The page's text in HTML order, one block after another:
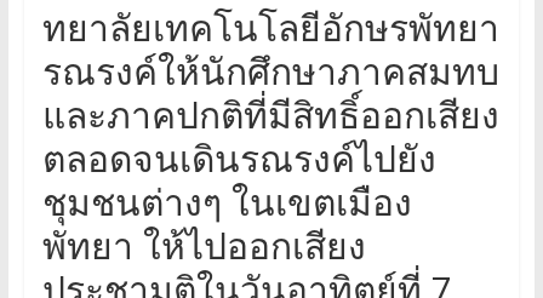
ทยาลัยเทคโนโลยีอักษรพัทยา
รณรงค์ให้นักศึกษาภาคสมทบ
และภาคปกติที่มีสิทธิ์ออกเสียง
ตลอดจนเดินรณรงค์ไปยัง
ชุมชนต่างๆ ในเขตเมือง
พัทยา ให้ไปออกเสียง